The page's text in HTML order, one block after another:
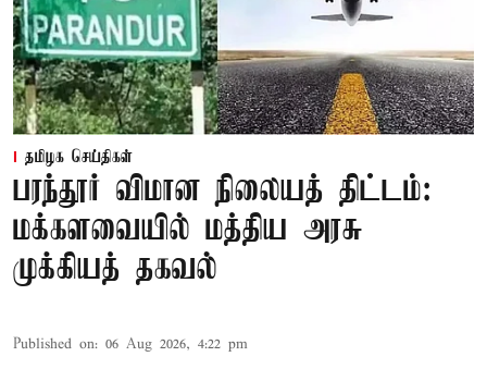
தமிழக செய்திகள்
பரந்தூர் விமான நிலையத் திட்டம்:
மக்களவையில் மத்திய அரசு
முக்கியத் தகவல்
Published on: 06 Aug 2026, 4:22 pm